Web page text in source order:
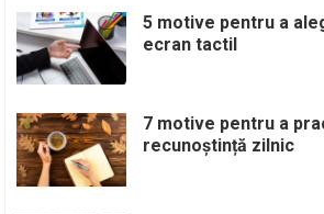
5 motive pentru a
ecran tactil
7 motive pentru a
recunoștință zilnic